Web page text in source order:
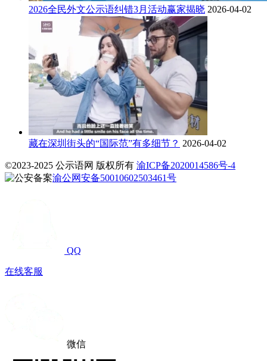
2026全民外文公示语纠错3月活动赢家揭晓 2026-04-02
藏在深圳街头的“国际范”有多细节？ 2026-04-02
©2023-2025 公示语网 版权所有 渝ICP备2020014586号-4
渝公网安备50010602503461号
QQ
在线客服
微信